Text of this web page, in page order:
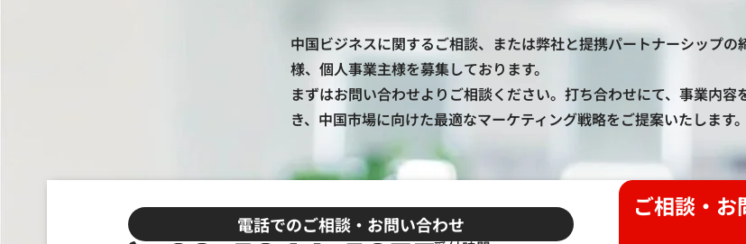
中国ビジネスに関するご相談、または弊社と提携パートナーシップの
様、個人事業主様を募集しております。
まずはお問い合わせよりご相談ください。打ち合わせにて、事業内容
き、中国市場に向けた最適なマーケティング戦略をご提案いたします。
電話でのご相談・お問い合わせ
ご相談・お